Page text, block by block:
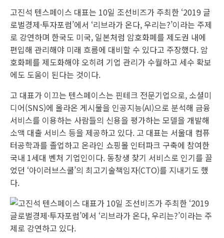
고진석 텐스페이스 대표는 10일 조선비즈가 주최한 ‘2019 글
로벌경제·투자포럼’에서 ‘리브라가 온다, 우리는?’이라는 주제
로 강연하며 한국도 미국, 일본처럼 암호화폐를 제도권 내에
편입해 관리해야 미래 흐름에 대비할 수 있다고 주장했다. 암
호화폐를 제도화해야 오히려 기업 관리가 수월하고 세수 확보
에도 도움이 된다는 것이다.
고 대표가 이끄는 텐스페이스는 핀테크 전문기업으로, 소셜미
디어(SNS)에 올라온 게시물을 인공지능(AI)으로 분석해 금융
서비스를 이용하는 사람들의 신용을 평가하는 모델을 개발해
소액 대출 서비스 등을 제공하고 있다. 고 대표는 서울대 컴퓨
터공학과를 졸업하고 온라인 쇼핑몰 인터파크 구축에 참여한
국내 1세대 벤처 기업인이다. 동창생 찾기 서비스로 인기를 끌
었던 ‘아이러브스쿨’의 최고기술책임자(CTO)를 지내기도 했
다.